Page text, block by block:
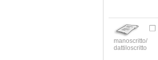
manoscritto/
dattiloscritto